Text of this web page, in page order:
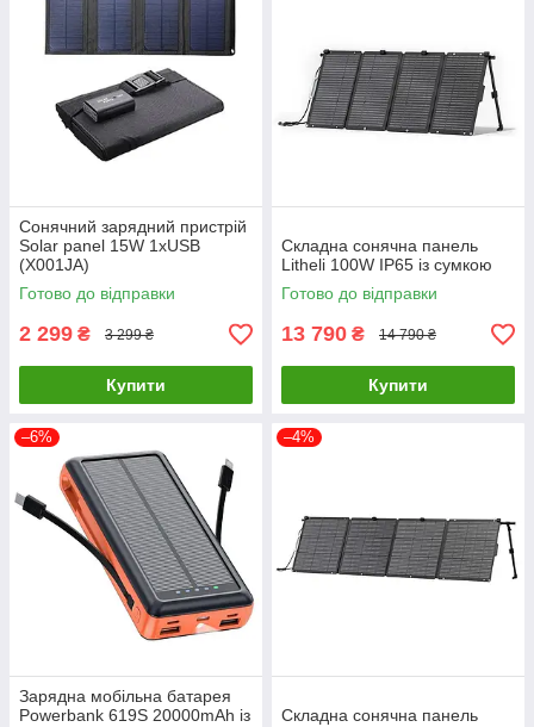
Сонячний зарядний пристрій
Solar panel 15W 1xUSB
(X001JA)
Готово до відправки
2 299 ₴ 3 299 ₴
Купити
Складна сонячна панель
Litheli 100W IP65 із сумкою
Готово до відправки
13 790 ₴ 14 790 ₴
Купити
–6%
Зарядна мобільна батарея
Powerbank 619S 20000mAh із
–4%
Складна сонячна панель